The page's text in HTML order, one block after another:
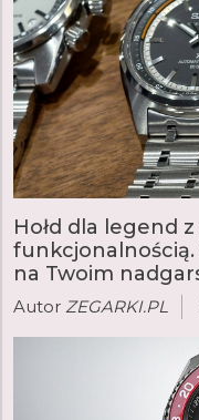
Hołd dla legend
na Twoim
Autor ZEGARKI.PL